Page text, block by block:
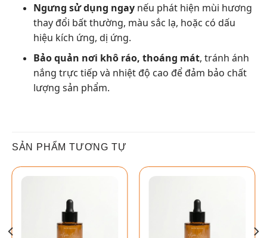
Ngưng sử dụng ngaynếu phát hiện mùi hương
thay đổi bất thường, màu sắc lạ, hoặc có dấu
hiệu kích ứng, dị ứng.
Bảo quản nơi khô ráo, thoáng mát, tránh ánh
nắng trực tiếp và nhiệt độ cao để đảm bảo chất
lượng sản phẩm.
SẢN PHẨM TƯƠNG TỰ